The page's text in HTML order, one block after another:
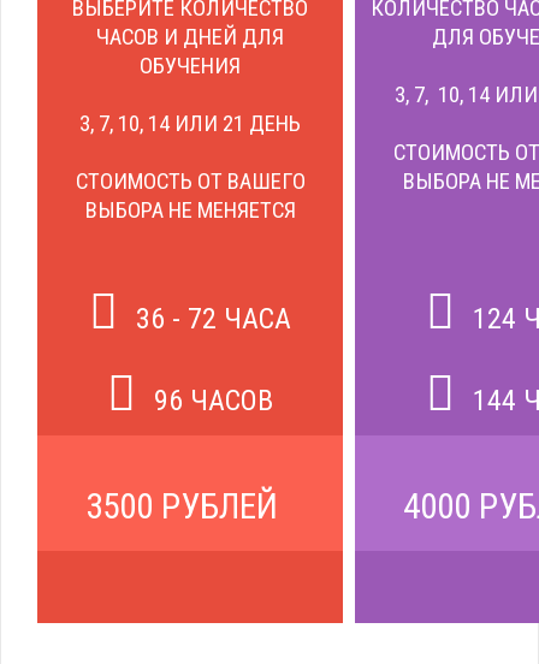
ВЫБЕРИТЕ КОЛИЧЕСТВО
ЧАСОВ И ДНЕЙ ДЛЯ
ОБУЧЕНИЯ
3, 7, 10, 14 ИЛИ 21 ДЕНЬ
СТОИМОСТЬ ОТ ВАШЕГО
ВЫБОРА НЕ МЕНЯЕТСЯ
36 - 72 ЧАСА
96 ЧАСОВ
3500 РУБЛЕЙ
КОЛИЧЕСТВО
ДЛЯ
3, 7, 10, 14
СТОИМОСТЬ
ВЫБОРА НЕ
124
144
4000